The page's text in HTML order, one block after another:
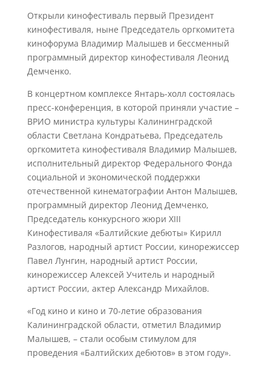
Открыли кинофестиваль первый Президент
кинофестиваля, ныне Председатель оргкомитета
кинофорума Владимир Малышев и бессменный
программный директор кинофестиваля Леонид
Демченко.
В концертном комплексе Янтарь-холл состоялась
пресс-конференция, в которой приняли участие –
ВРИО министра культуры Калининградской
области Светлана Кондратьева, Председатель
оргкомитета кинофестиваля Владимир Малышев,
исполнительный директор Федерального Фонда
социальной и экономической поддержки
отечественной кинематографии Антон Малышев,
программный директор Леонид Демченко,
Председатель конкурсного жюри XIII
Кинофестиваля «Балтийские дебюты» Кирилл
Разлогов, народный артист России, кинорежиссер
Павел Лунгин, народный артист России,
кинорежиссер Алексей Учитель и народный
артист России, актер Александр Михайлов.
«Год кино и кино и 70-летие образования
Калининградской области, отметил Владимир
Малышев, – стали особым стимулом для
проведения «Балтийских дебютов» в этом году».